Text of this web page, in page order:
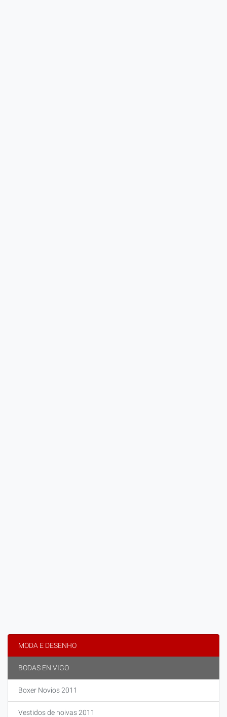
MODA E DESENHO
BODAS EN VIGO
Boxer Novios 2011
Vestidos de noivas 2011